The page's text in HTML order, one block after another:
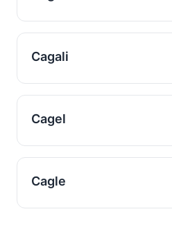
Cagali
Cagel
Cagle